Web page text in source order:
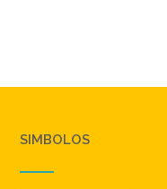
SIMBOLOS